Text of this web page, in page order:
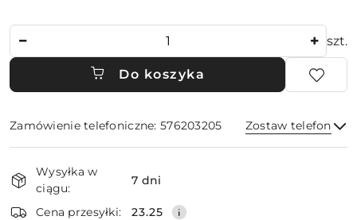
szt.
Do koszyka
Zamówienie telefoniczne: 576203205 Zostaw telefon
i
dostawa
Wysyłka w
ciągu:
7 dni
Cena przesyłki: 23.25